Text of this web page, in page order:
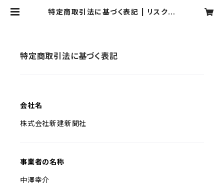
特定商取引法に基づく表記 | リスク対
特定商取引法に基づく表記
会社名
株式会社新建新聞社
事業者の名称
中澤幸介